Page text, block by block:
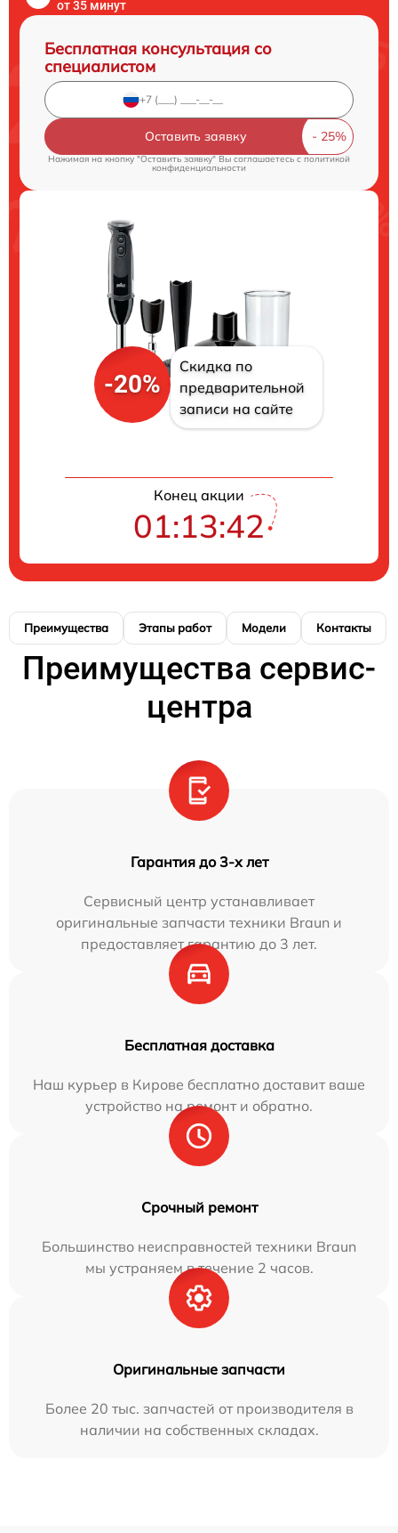
от 35 минут
Бесплатная консультация со
специалистом
Оставить заявку
Нажимая на кнопку "Оставить заявку" Вы соглашаетесь cполитикой
конфиденциальности
-20%
Скидка по
предварительной
записи на сайте
Конец акции
01:13:42
Преимущества Этапы работ Модели Контакты
Преимущества сервис-
центра
Гарантия до 3-х лет
Сервисный центр устанавливает
оригинальные запчасти техники Braun и
предоставляет гарантию до 3 лет.
Бесплатная доставка
Наш курьер в Кирове бесплатно доставит ваше
устройство на ремонт и обратно.
Срочный ремонт
Большинство неисправностей техники Braun
мы устраняем в течение 2 часов.
Оригинальные запчасти
Более 20 тыс. запчастей от производителя в
наличии на собственных складах.